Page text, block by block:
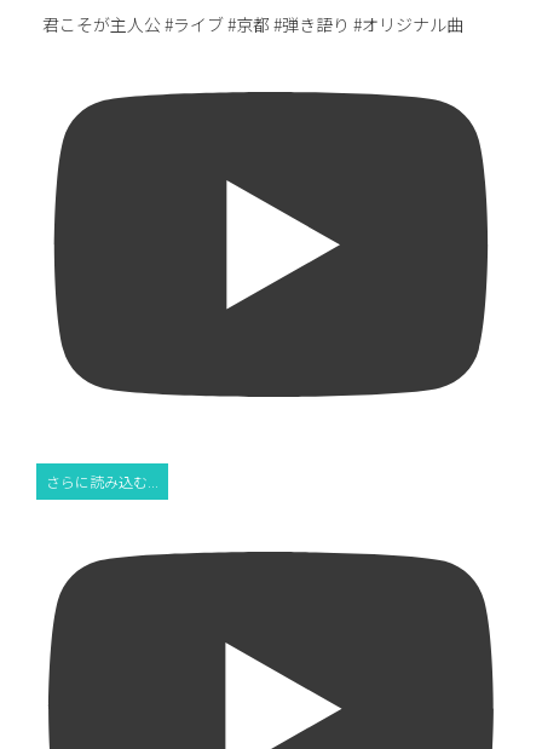
君こそが主人公 #ライブ #京都 #弾き語り #オリジナル曲
さらに読み込む...